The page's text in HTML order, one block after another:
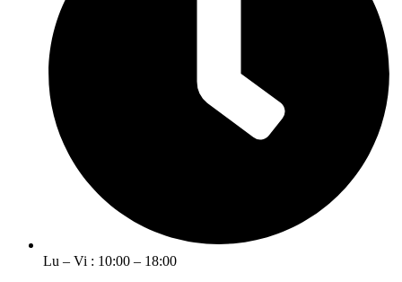
Lu – Vi : 10:00 – 18:00